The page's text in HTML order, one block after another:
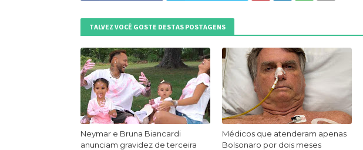
TALVEZ VOCÊ GOSTE DESTAS POSTAGENS
Neymar e Bruna Biancardi
anunciam gravidez de terceira
Médicos que atenderam apenas
Bolsonaro por dois meses